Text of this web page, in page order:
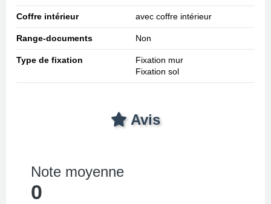
Coffre intérieur avec coffre intérieur
Range-documents Non
Type de fixation
Fixation mur
Fixation sol
Avis
Note moyenne
0